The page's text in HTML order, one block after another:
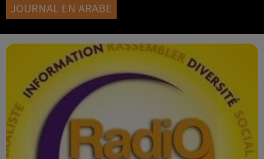
JOURNAL EN ARABE